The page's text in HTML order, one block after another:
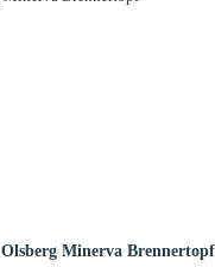
Olsberg Minerva Brennertopf